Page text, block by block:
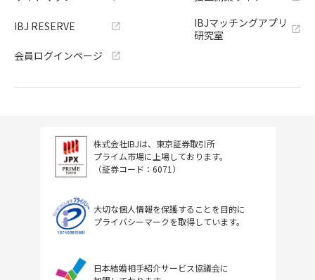
IBJ RESERVE
会員ログインページ
IBJマッチングアプリ
研究室
株式会社IBJは、東京証券取引所
プライム市場に上場しております。
（証券コード：6071）
大切な個人情報を保護することを目的に
プライバシーマークを取得しています。
日本結婚相手紹介サービス協議会に